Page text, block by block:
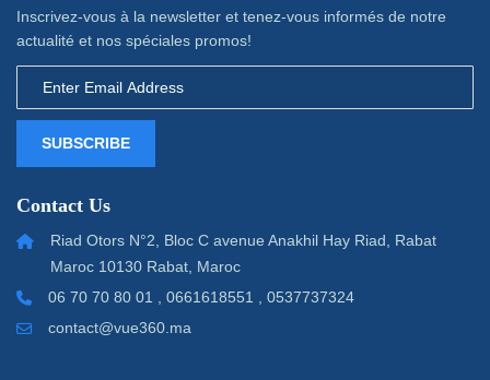
Inscrivez-vous à la newsletter et tenez-vous informés de notre
actualité et nos spéciales promos!
SUBSCRIBE
Contact Us
Riad Otors N°2, Bloc C avenue Anakhil Hay Riad, Rabat
Maroc 10130 Rabat, Maroc
06 70 70 80 01 , 0661618551 , 0537737324
contact@vue360.ma